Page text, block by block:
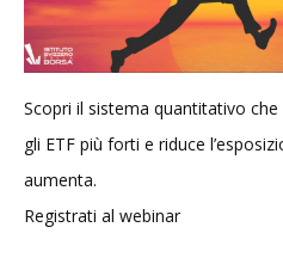
Scopri il sistema quantitativo
gli ETF più forti e riduce
aumenta.
Registrati al webinar